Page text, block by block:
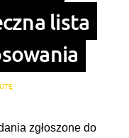
lista
zgłoszone do